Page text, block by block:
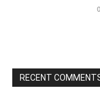
RECENT